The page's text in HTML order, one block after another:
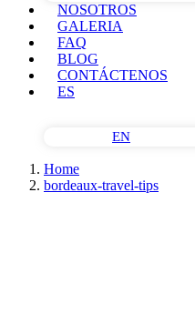
NOSOTROS
GALERIA
FAQ
BLOG
CONTÁCTENOS
ES
EN
Home
bordeaux-travel-tips